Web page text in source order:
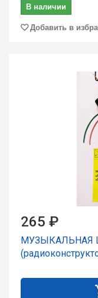
В наличии
Добавить в
265 ₽
МУЗЫКАЛЬНАЯ